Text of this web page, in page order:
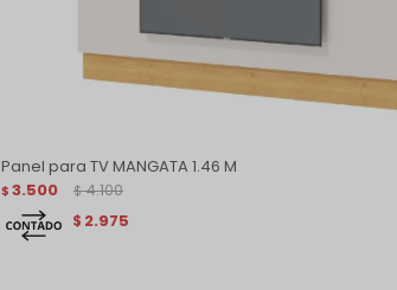
Panel para TV MANGATA 1.46 M
$ 3.500 $ 4.100
$ 2.975